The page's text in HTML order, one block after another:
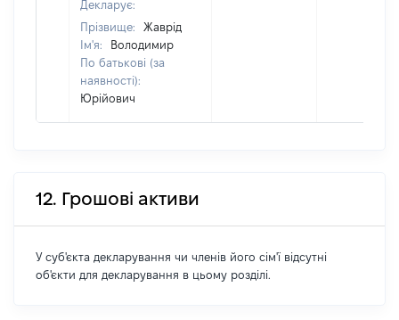
Декларує:
Прізвище:
Жаврід
Ім'я:
Володимир
По батькові (за
наявності):
Юрійович
12. Грошові активи
У суб'єкта декларування чи членів його сім'ї відсутні
об'єкти для декларування в цьому розділі.